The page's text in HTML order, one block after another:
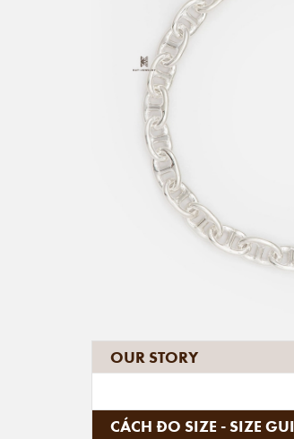
OUR STORY
CÁCH ĐO SIZE - SIZE